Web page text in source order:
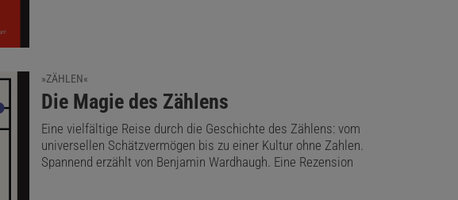
»ZÄHLEN«
:
Die Magie des Zählens
Eine vielfältige Reise durch die Geschichte des Zählens: vom
universellen Schätzvermögen bis zu einer Kultur ohne Zahlen.
Spannend erzählt von Benjamin Wardhaugh. Eine Rezension